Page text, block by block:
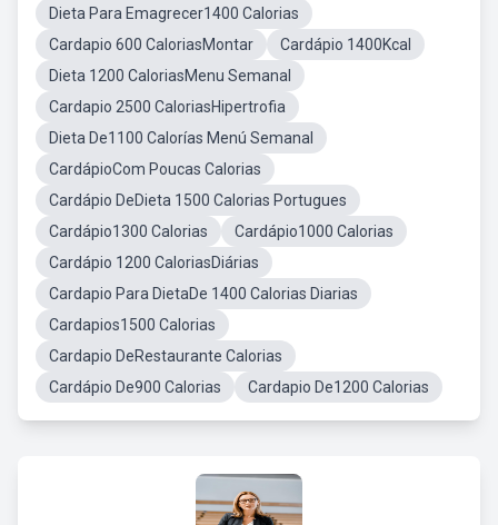
Dieta Para Emagrecer1400 Calorias
Cardapio 600 CaloriasMontar
Cardápio 1400Kcal
Dieta 1200 CaloriasMenu Semanal
Cardapio 2500 CaloriasHipertrofia
Dieta De1100 Calorías Menú Semanal
CardápioCom Poucas Calorias
Cardápio DeDieta 1500 Calorias Portugues
Cardápio1300 Calorias
Cardápio1000 Calorias
Cardápio 1200 CaloriasDiárias
Cardapio Para DietaDe 1400 Calorias Diarias
Cardapios1500 Calorias
Cardapio DeRestaurante Calorias
Cardápio De900 Calorias
Cardapio De1200 Calorias